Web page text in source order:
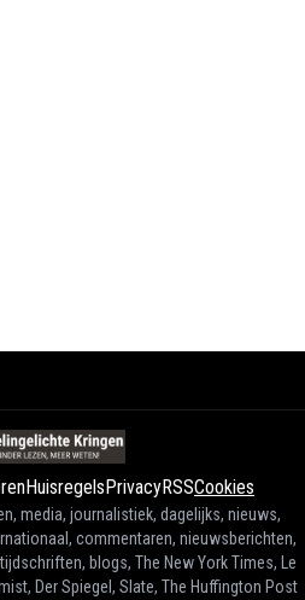
HuisregelsPrivacyRSSCookies
media, journalistiek, dagelijks, nieuws,
commentaren, nieuwsberichten,
blogs, The New York Times, Le
Der Spiegel, Slate, The Huffington Post